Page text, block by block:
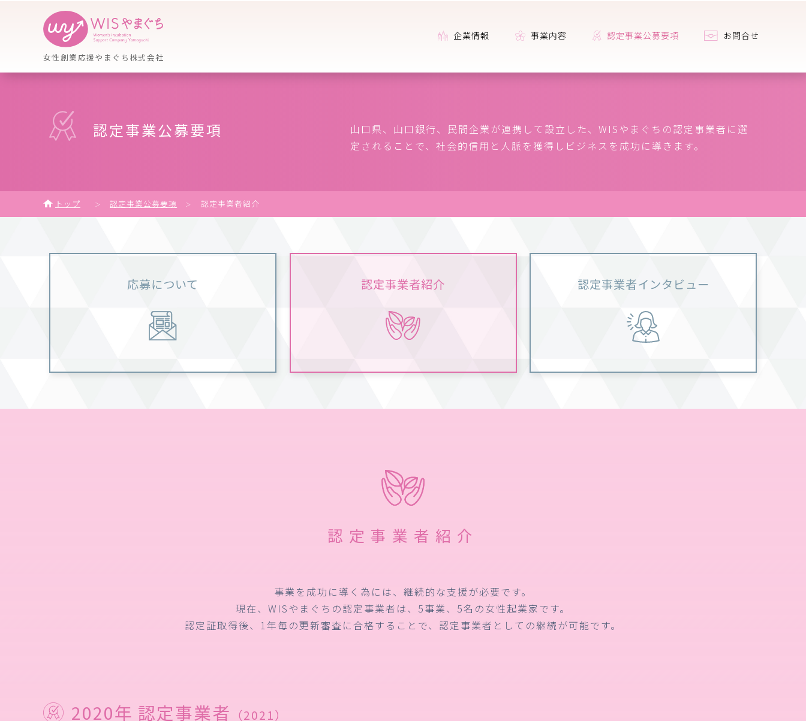
女性創業応援やまぐち株式会社
企業情報 事業内容 認定事業公募要項 お問合せ
認定事業公募要項
山口県、山口銀行、民間企業が連携して設立した、WISやまぐちの認定事業者に選
定されることで、社会的信用と人脈を獲得しビジネスを成功に導きます。
トップ ＞ 認定事業公募要項 ＞ 認定事業者紹介
応募について 認定事業者紹介 認定事業者インタビュー
認定事業者紹介
事業を成功に導く為には、継続的な支援が必要です。
現在、WISやまぐちの認定事業者は、5事業、5名の女性起業家です。
認定証取得後、1年毎の更新審査に合格することで、認定事業者としての継続が可能です。
2020年 認定事業者 （2021）